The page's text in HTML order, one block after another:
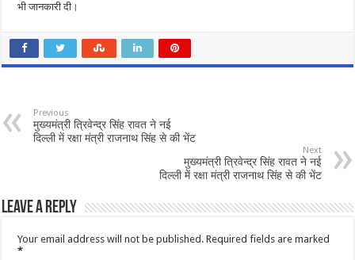
भी जानकारी दी।
Previous
मुख्यमंत्री त्रिवेन्द्र सिंह रावत ने नई
दिल्ली में रक्षा मंत्री राजनाथ सिंह से की भेंट
Next
मुख्यमंत्री त्रिवेन्द्र सिंह रावत ने नई
दिल्ली में रक्षा मंत्री राजनाथ सिंह से की भेंट
Leave a Reply
Your email address will not be published. Required fields are marked
*